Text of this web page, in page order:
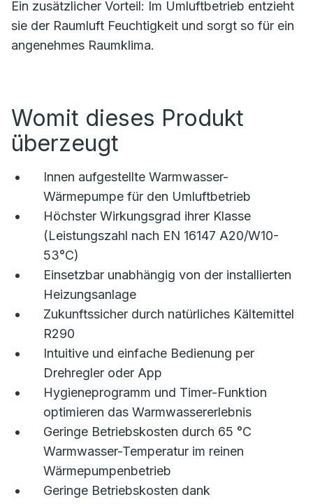
Ein zusätzlicher Vorteil: Im Umluftbetrieb entzieht
sie der Raumluft Feuchtigkeit und sorgt so für ein
angenehmes Raumklima.
Womit dieses Produkt
überzeugt
Innen aufgestellte Warmwasser-
Wärmepumpe für den Umluftbetrieb
Höchster Wirkungsgrad ihrer Klasse
(Leistungszahl nach EN 16147 A20/W10-
53°C)
Einsetzbar unabhängig von der installierten
Heizungsanlage
Zukunftssicher durch natürliches Kältemittel
R290
Intuitive und einfache Bedienung per
Drehregler oder App
Hygieneprogramm und Timer-Funktion
optimieren das Warmwassererlebnis
Geringe Betriebskosten durch 65 °C
Warmwasser-Temperatur im reinen
Wärmepumpenbetrieb
Geringe Betriebskosten dank